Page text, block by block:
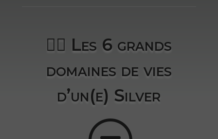
👉🏻 Les 6 grands
domaines de vies
d’un(e) Silver